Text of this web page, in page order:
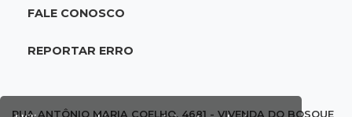
Suspeitos de ocupar avião interceptado pela
cotado a R$ 5,08
FALE CONOSCO
REPORTAR ERRO
RUA ANTÔNIO MARIA COELHO, 4681 - VIVENDA DO BOSQUE